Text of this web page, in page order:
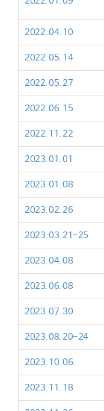
2022 .04. 10
2022. 05. 14
2022. 05. 27
2022. 06. 15
2022. 11. 22
2023. 01. 01
2023. 01. 08
2023. 02. 26
2023. 03. 21-25
2023. 04. 08
2023. 06. 08
2023. 07. 30
2023. 08. 20-24
2023. 10. 06.
2023. 11. 18